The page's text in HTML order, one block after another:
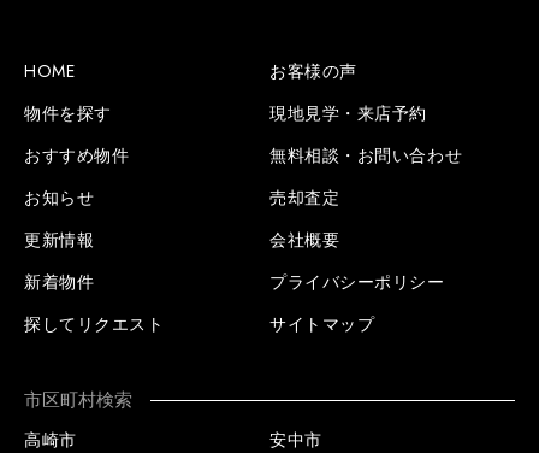
HOME
物件を探す
おすすめ物件
お知らせ
更新情報
新着物件
探してリクエスト
お客様の声
現地見学・来店予約
無料相談・お問い合わせ
売却査定
会社概要
プライバシーポリシー
サイトマップ
市区町村検索
高崎市
安中市